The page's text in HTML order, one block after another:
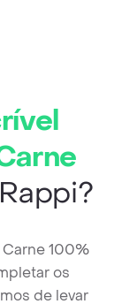
100%
os
de levar